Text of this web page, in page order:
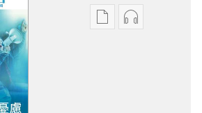
出
音